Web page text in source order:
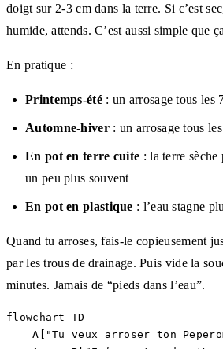
doigt sur 2-3 cm dans la terre. Si c’est
humide, attends. C’est aussi simple que
En pratique :
Printemps-été: un arrosage tous les
Automne-hiver: un arrosage tous
En pot en terre cuite : la terre
un peu plus souvent
En pot en plastique : l’eau stagne
Quand tu arroses, fais-le copieusement
par les trous de drainage. Puis vide la
minutes. Jamais de “pieds dans l’eau”.
flowchart TD
A["Tu veux arroser ton